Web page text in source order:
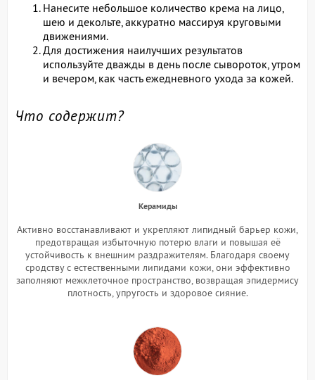
Нанесите небольшое количество крема на лицо,
шею и декольте, аккуратно массируя круговыми
движениями.
Для достижения наилучших результатов
используйте дважды в день после сывороток, утром
и вечером, как часть ежедневного ухода за кожей.
Что содержит?
Керамиды
Активно восстанавливают и укрепляют липидный барьер кожи,
предотвращая избыточную потерю влаги и повышая её
устойчивость к внешним раздражителям. Благодаря своему
сродству с естественными липидами кожи, они эффективно
заполняют межклеточное пространство, возвращая эпидермису
плотность, упругость и здоровое сияние.